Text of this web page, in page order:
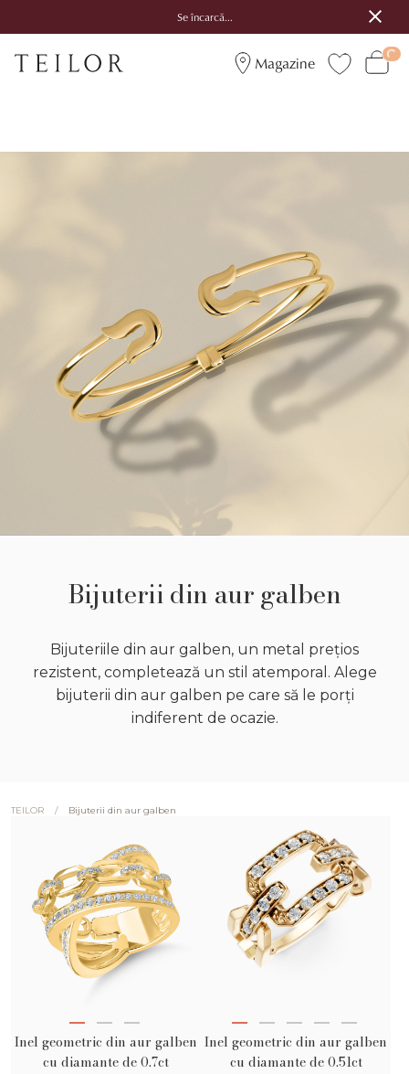
Se încarcă...
Magazine
Bijuterii din aur galben
Bijuteriile din aur galben, un metal prețios
rezistent, completează un stil atemporal. Alege
bijuterii din aur galben pe care să le porți
indiferent de ocazie.
TEILOR / Bijuterii din aur galben
Inel geometric din aur galben
cu diamante de 0.7ct
Inel geometric din aur galben
cu diamante de 0.51ct